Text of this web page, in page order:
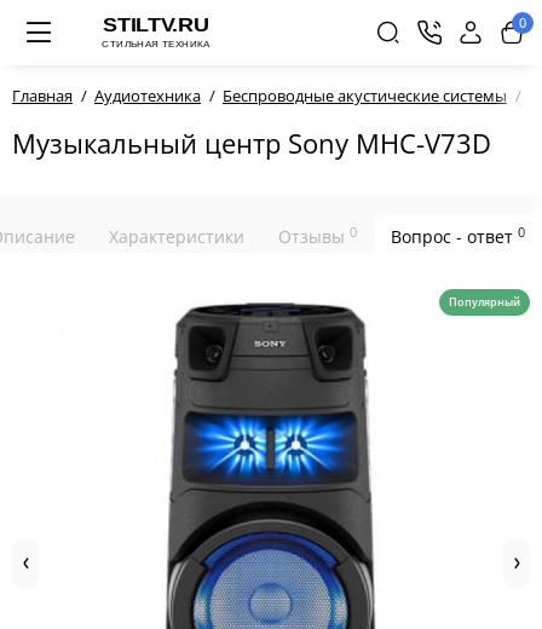
0
Главная Аудиотехника Беспроводные акустические системы
Музыкальный центр Sony MHC-V73D
Характеристики Отзывы 0 Вопрос - ответ 0
Популярный